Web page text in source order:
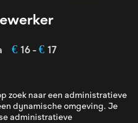
€ 16 - € 17
zoek naar een administratieve
dynamische omgeving. Je
administratieve